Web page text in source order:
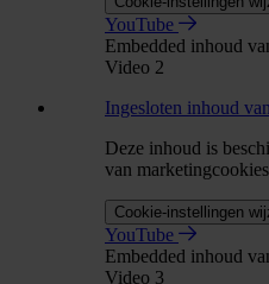
YouTube
Embedded inhoud
Video 2
Ingesloten inhoud
Deze inhoud is
van
Cookie-instellingen
YouTube
Embedded inhoud
Video 3